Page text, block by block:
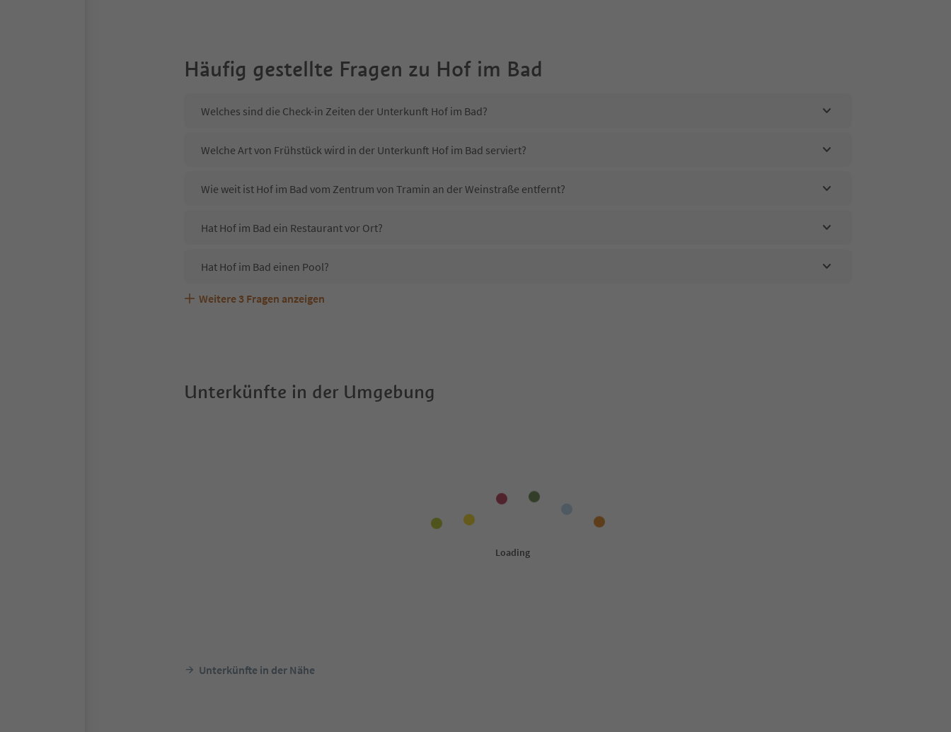
Häufig gestellte Fragen zu Hof im Bad
Welches sind die Check-in Zeiten der Unterkunft Hof im Bad?
Welche Art von Frühstück wird in der Unterkunft Hof im Bad serviert?
Wie weit ist Hof im Bad vom Zentrum von Tramin an der Weinstraße entfernt?
Hat Hof im Bad ein Restaurant vor Ort?
Hat Hof im Bad einen Pool?
Sind Haustiere in der Unterkunft Hof im Bad erlaubt?
Welche Services bietet Hof im Bad?
Weitere 3 Fragen anzeigen
Unterkünfte in der Umgebung
Unterkünfte in der Nähe